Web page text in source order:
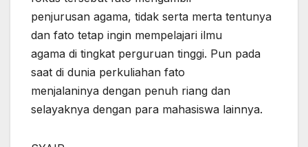
penjurusan agama, tidak serta merta tentunya
dan fato tetap ingin mempelajari ilmu
agama di tingkat perguruan tinggi. Pun pada
saat di dunia perkuliahan fato
menjalaninya dengan penuh riang dan
selayaknya dengan para mahasiswa lainnya.